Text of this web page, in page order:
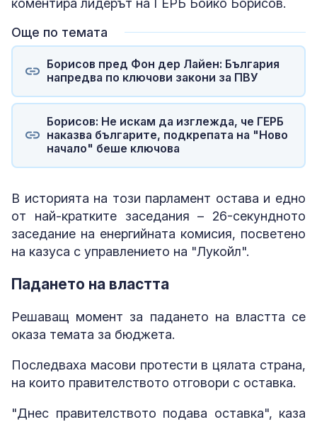
Още по темата
Борисов пред Фон дер Лайен: България
напредва по ключови закони за ПВУ
Борисов: Не искам да изглежда, че ГЕРБ
наказва българите, подкрепата на "Ново
начало" беше ключова
В историята на този парламент остава и едно
от най-кратките заседания – 26-секундното
заседание на енергийната комисия, посветено
на казуса с управлението на "Лукойл".
Падането на властта
Решаващ момент за падането на властта се
оказа темата за бюджета.
Последваха масови протести в цялата страна,
на които правителството отговори с оставка.
"Днес правителството подава оставка", каза